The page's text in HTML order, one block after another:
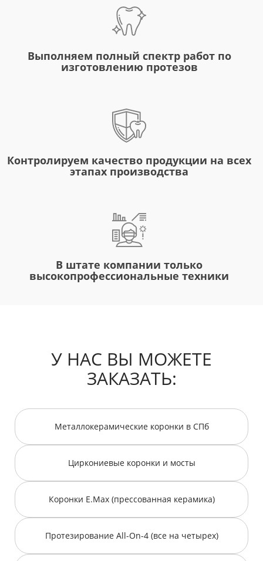
Выполняем полный спектр работ по
изготовлению протезов
Контролируем качество продукции на всех
этапах производства
В штате компании только
высокопрофессиональные техники
У НАС ВЫ МОЖЕТЕ
ЗАКАЗАТЬ:
Металлокерамические коронки в СПб
Циркониевые коронки и мосты
Коронки E.Max (прессованная керамика)
Протезирование All-On-4 (все на четырех)